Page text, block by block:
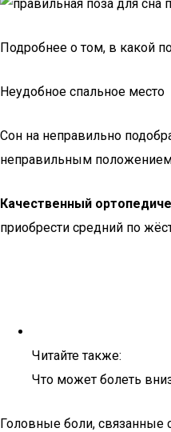
Подробнее о том, в какой
Неудобное спальное место
Сон на неправильно
неправильным
Качественный
приобрести средний по
Читайте также:
Что может болеть
Головные боли,